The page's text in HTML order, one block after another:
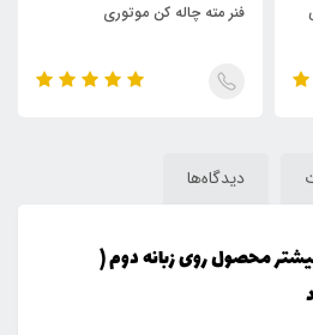
فنر مته چاله کن موتوری
دیدگاه‌ها
محصول روی زبانه دوم (